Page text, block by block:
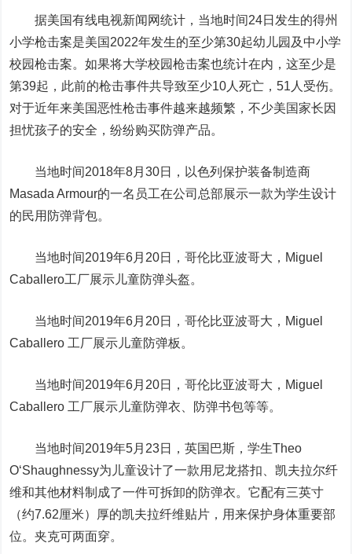
据美国有线电视新闻网统计，当地时间24日发生的得州
小学枪击案是美国2022年发生的至少第30起幼儿园及中小学
校园枪击案。如果将大学校园枪击案也统计在内，这至少是
第39起，此前的枪击事件共导致至少10人死亡，51人受伤。
对于近年来美国恶性枪击事件越来越频繁，不少美国家长因
担忧孩子的安全，纷纷购买防弹产品。
当地时间2018年8月30日，以色列保护装备制造商
Masada Armour的一名员工在公司总部展示一款为学生设计
的民用防弹背包。
当地时间2019年6月20日，哥伦比亚波哥大，Miguel
Caballero工厂展示儿童防弹头盔。
当地时间2019年6月20日，哥伦比亚波哥大，Miguel
Caballero 工厂展示儿童防弹板。
当地时间2019年6月20日，哥伦比亚波哥大，Miguel
Caballero 工厂展示儿童防弹衣、防弹书包等等。
当地时间2019年5月23日，英国巴斯，学生Theo
O‘Shaughnessy为儿童设计了一款用尼龙搭扣、凯夫拉尔纤
维和其他材料制成了一件可拆卸的防弹衣。它配有三英寸
（约7.62厘米）厚的凯夫拉纤维贴片，用来保护身体重要部
位。夹克可两面穿。